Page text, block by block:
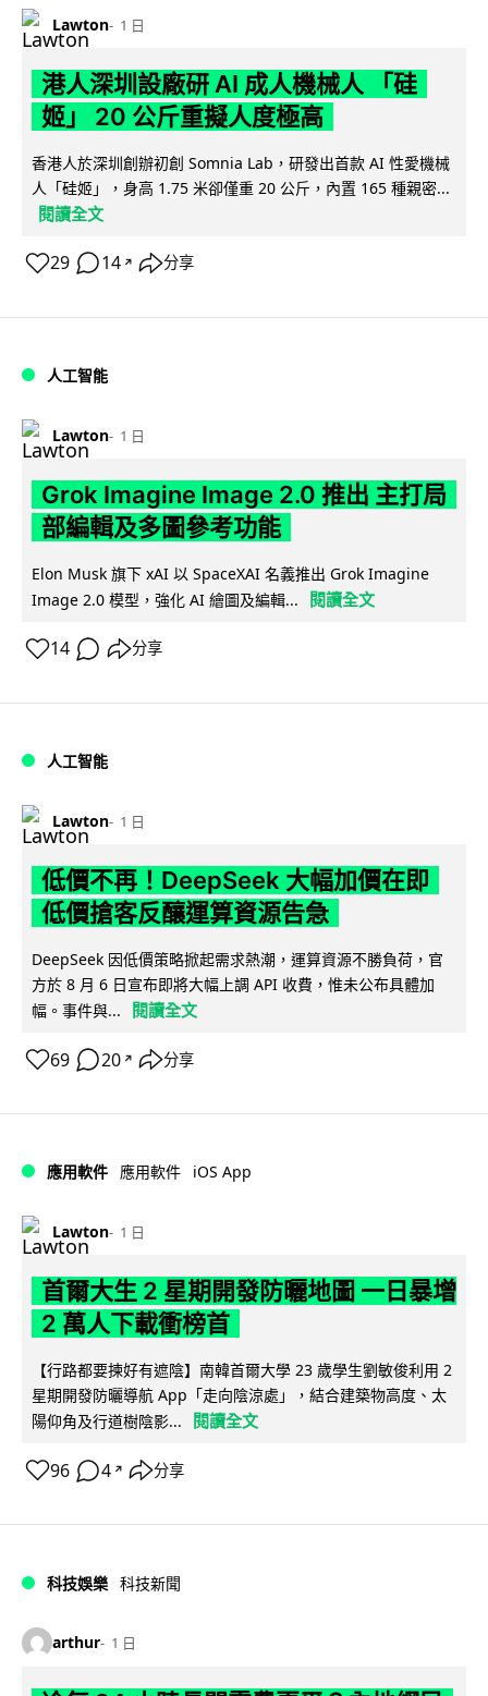
Lawton 1 日
港人深圳設廠研 AI 成人機械人 「硅
姬」 20 公斤重擬人度極高
香港人於深圳創辦初創 Somnia Lab，研發出首款 AI 性愛機械
人「硅姬」，身高 1.75 米卻僅重 20 公斤，內置 165 種親密...
閱讀全文
29 14 ↗ 分享
人工智能
Lawton 1 日
Grok Imagine Image 2.0 推出 主打局
部編輯及多圖參考功能
Elon Musk 旗下 xAI 以 SpaceXAI 名義推出 Grok Imagine
Image 2.0 模型，強化 AI 繪圖及編輯...
閱讀全文
14 分享
人工智能
Lawton 1 日
低價不再！DeepSeek 大幅加價在即
低價搶客反釀運算資源告急
DeepSeek 因低價策略掀起需求熱潮，運算資源不勝負荷，官
方於 8 月 6 日宣布即將大幅上調 API 收費，惟未公布具體加
幅。事件與...
閱讀全文
69 20 ↗ 分享
應用軟件 應用軟件 iOS App
Lawton 1 日
首爾大生 2 星期開發防曬地圖 一日暴增
2 萬人下載衝榜首
【行路都要揀好有遮陰】南韓首爾大學 23 歲學生劉敏俊利用 2
星期開發防曬導航 App「走向陰涼處」，結合建築物高度、太
陽仰角及行道樹陰影...
閱讀全文
96 4 ↗ 分享
科技娛樂 科技新聞
arthur 1 日